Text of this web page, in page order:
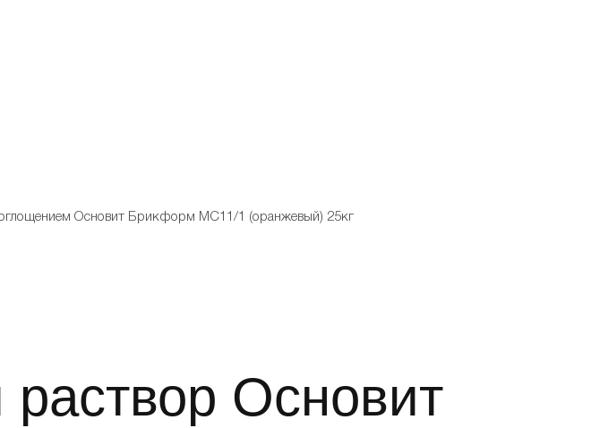
Основит Брикформ MC11/1 (оранжевый) 25кг
Основит